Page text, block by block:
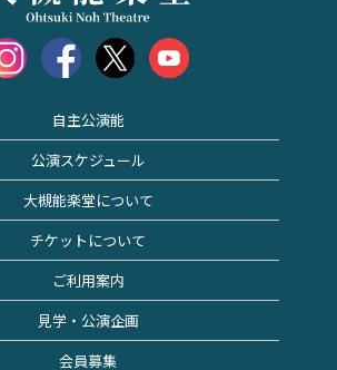
自主公演能
公演スケジュール
大槻能楽堂について
チケットについて
ご利用案内
見学・公演企画
会員募集